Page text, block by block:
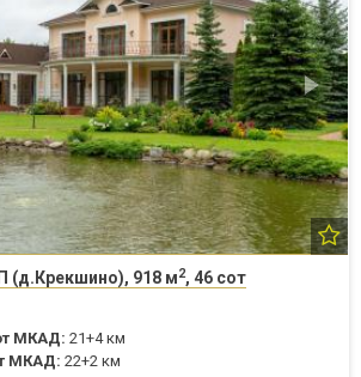
(д.Крекшино), 918 м2, 46 сот
МКАД: 21+4 км
МКАД: 22+2 км